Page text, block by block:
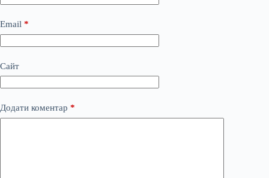
Email *
Сайт
Додати коментар *